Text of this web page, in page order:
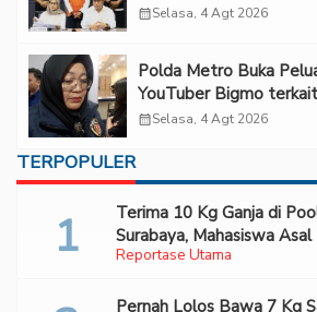
calendar_monthSelasa, 4 Agt 2026
Polda Metro Buka
YouTuber Bigmo
Eksploitasi Anak
calendar_monthSelasa, 4 Agt 2026
TERPOPULER
Reportase Utama
Terima 10 Kg Ganja di
Surabaya, Mahasiswa
Bareskrim
Pernah Lolos Bawa 7 Kg